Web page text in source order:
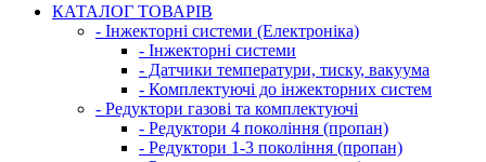
КАТАЛОГ ТОВАРІВ
- Інжекторні системи (Електроніка)
- Інжекторні системи
- Датчики температури, тиску, вакуума
- Комплектуючі до інжекторних систем
- Редуктори газові та комплектуючі
- Редуктори 4 покоління (пропан)
- Редуктори 1-3 покоління (пропан)